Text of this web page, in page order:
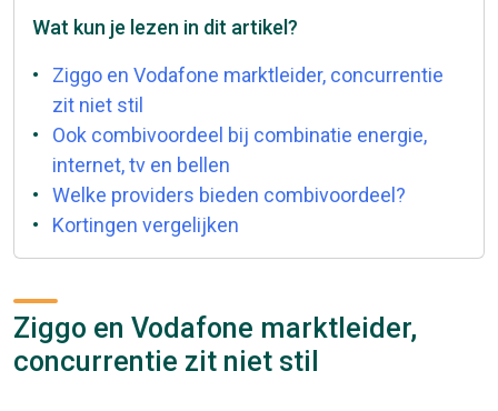
Wat kun je lezen in dit artikel?
Ziggo en Vodafone marktleider, concurrentie
zit niet stil
Ook combivoordeel bij combinatie energie,
internet, tv en bellen
Welke providers bieden combivoordeel?
Kortingen vergelijken
Ziggo en Vodafone marktleider,
concurrentie zit niet stil